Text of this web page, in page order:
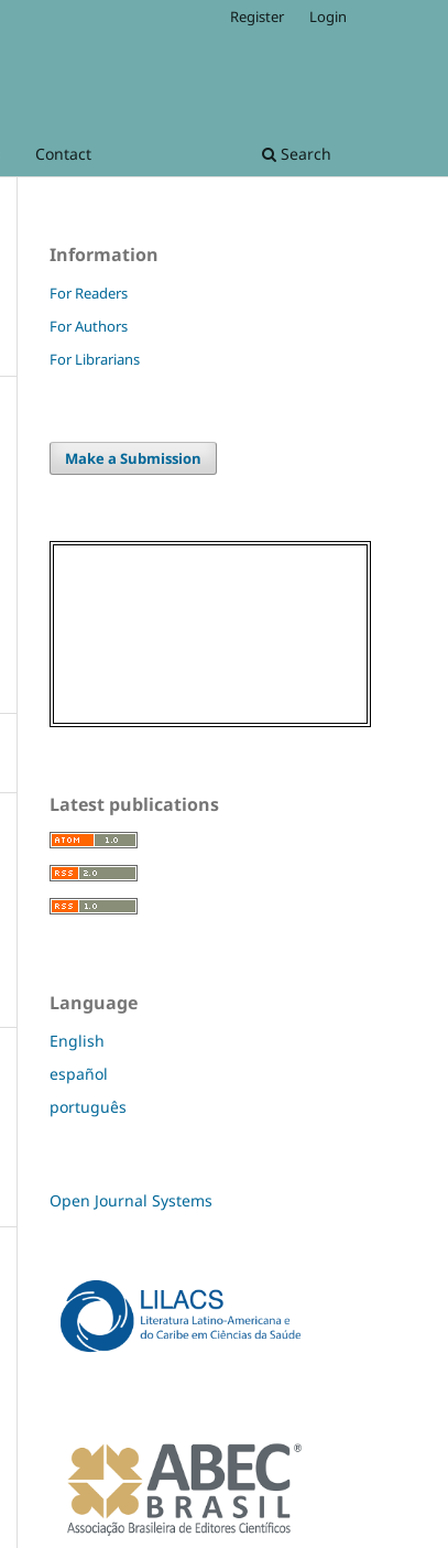
Contact Search
Register Login
Information
For Readers
For Authors
For Librarians
Make a Submission
Latest publications
Language
English
español
português
Open Journal Systems